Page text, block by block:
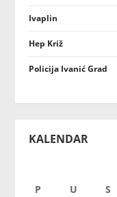
Ivaplin
Hep Križ
Policija Ivanić Grad
KALENDAR
P U S